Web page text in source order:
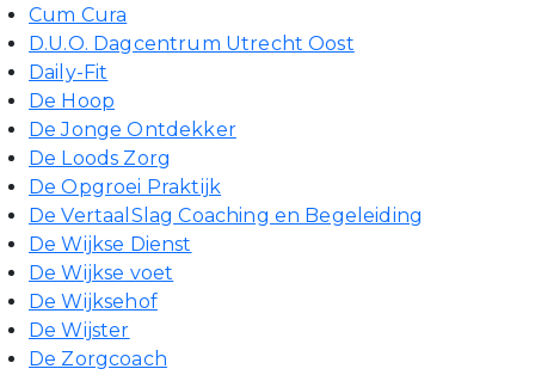
Cum Cura
D.U.O. Dagcentrum Utrecht Oost
Daily-Fit
De Hoop
De Jonge Ontdekker
De Loods Zorg
De Opgroei Praktijk
De VertaalSlag Coaching en Begeleiding
De Wijkse Dienst
De Wijkse voet
De Wijksehof
De Wijster
De Zorgcoach